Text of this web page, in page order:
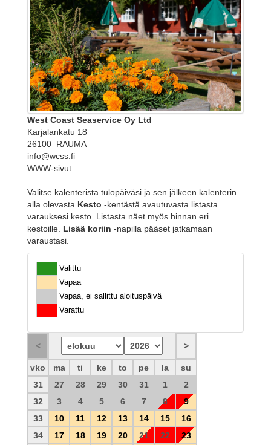
West Coast Seaservice Oy Ltd
Karjalankatu 18
26100 RAUMA
info@wcss.fi
WWW-sivut
Valitse kalenterista tulopäiväsi ja sen jälkeen kalenterin
alla olevasta Kesto -kentästä avautuvasta listasta
varauksesi kesto. Listasta näet myös hinnan eri
kestoille. Lisää koriin -napilla pääset jatkamaan
varaustasi.
Valittu
Vapaa
Vapaa, ei sallittu aloituspäivä
Varattu
vko ma ti ke to pe la
su
31
27 28 29 30 31 1
2
32
3 4 5 6 7 8
9
33
10 11 12 13 14 15
16
34
17 18 19 20 21 22
23